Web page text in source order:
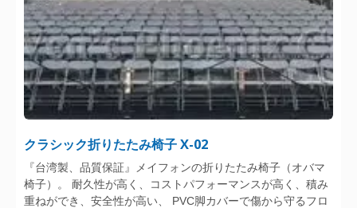
クラシック折りたたみ椅子 X-02
『台湾製、品質保証』メイフォンの折りたたみ椅子（オバマ
椅子）。 耐久性が高く、コストパフォーマンスが高く、積み
重ねができ、安全性が高い、 PVC脚カバーで傷から守るフロ